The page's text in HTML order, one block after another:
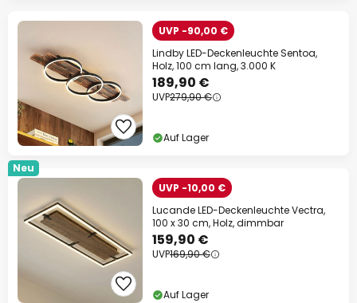
UVP -90,00 €
Lindby LED-Deckenleuchte Sentoa,
Holz, 100 cm lang, 3.000 K
189,90 €
UVP279,90 €
Auf Lager
Neu
UVP -10,00 €
Lucande LED-Deckenleuchte Vectra,
100 x 30 cm, Holz, dimmbar
159,90 €
UVP169,90 €
Auf Lager